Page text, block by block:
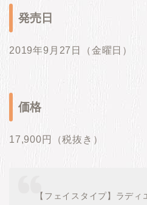
発売日
2019年9月27日（金曜日）
価格
17,900円（税抜き）
【フェイスタイプ】ラディ